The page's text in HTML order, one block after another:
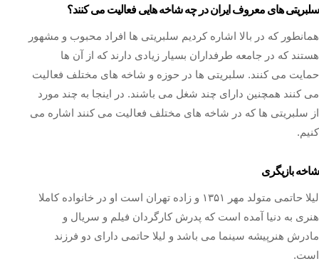
سلبریتی های معروف ایران در چه شاخه هایی فعالیت می کنند؟
همانطور که در بالا اشاره کردیم سلبریتی ها افراد محبوب و مشهور
هستند که در جامعه طرفداران بسیار زیادی دارند که از آن ها
حمایت می‌ کنند. سلبریتی ها در حوزه و شاخه‌ های مختلف فعالیت
می‌ کنند همچنین دارای چند شغل می باشند. در اینجا به چند مورد
از سلبریتی ها که در شاخه های مختلف فعالیت می کنند اشاره می
کنیم.
شاخه بازیگری
لیلا حاتمی متولد مهر ۱۳۵۱ و زاده تهران است او در خانواده کاملا
هنری به دنیا آمده است که پدرش کارگردان فیلم و سریال و
مادرش هنرپیشه سینما می باشد و لیلا حاتمی دارای دو فرزند
است.